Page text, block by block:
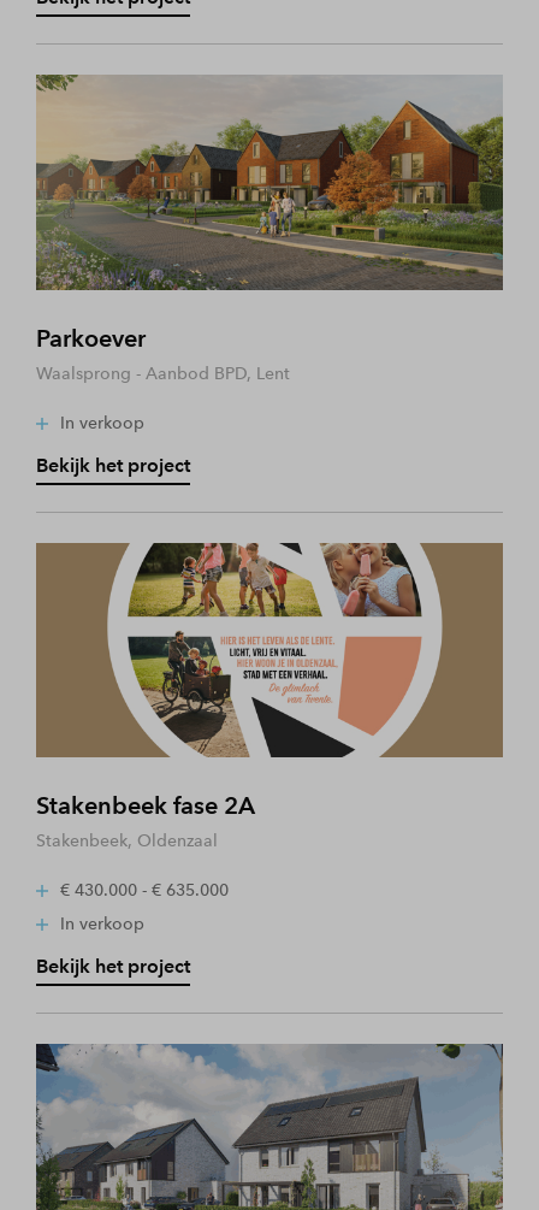
Parkoever
Waalsprong - Aanbod BPD, Lent
In verkoop
Bekijk het project
Stakenbeek fase 2A
Stakenbeek, Oldenzaal
€ 430.000 - € 635.000
In verkoop
Bekijk het project